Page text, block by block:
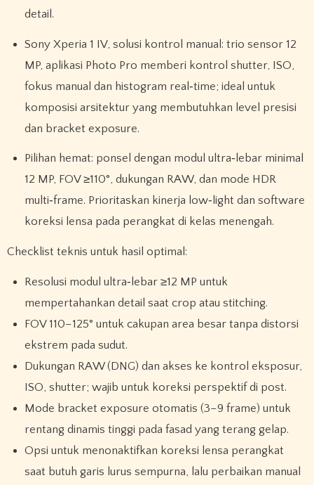
detail.
Sony Xperia 1 IV, solusi kontrol manual: trio sensor 12
MP, aplikasi Photo Pro memberi kontrol shutter, ISO,
fokus manual dan histogram real‑time; ideal untuk
komposisi arsitektur yang membutuhkan level presisi
dan bracket exposure.
Pilihan hemat: ponsel dengan modul ultra‑lebar minimal
12 MP, FOV ≥110°, dukungan RAW, dan mode HDR
multi‑frame. Prioritaskan kinerja low‑light dan software
koreksi lensa pada perangkat di kelas menengah.
Checklist teknis untuk hasil optimal:
Resolusi modul ultra‑lebar ≥12 MP untuk
mempertahankan detail saat crop atau stitching.
FOV 110–125° untuk cakupan area besar tanpa distorsi
ekstrem pada sudut.
Dukungan RAW (DNG) dan akses ke kontrol eksposur,
ISO, shutter; wajib untuk koreksi perspektif di post.
Mode bracket exposure otomatis (3–9 frame) untuk
rentang dinamis tinggi pada fasad yang terang gelap.
Opsi untuk menonaktifkan koreksi lensa perangkat
saat butuh garis lurus sempurna, lalu perbaikan manual